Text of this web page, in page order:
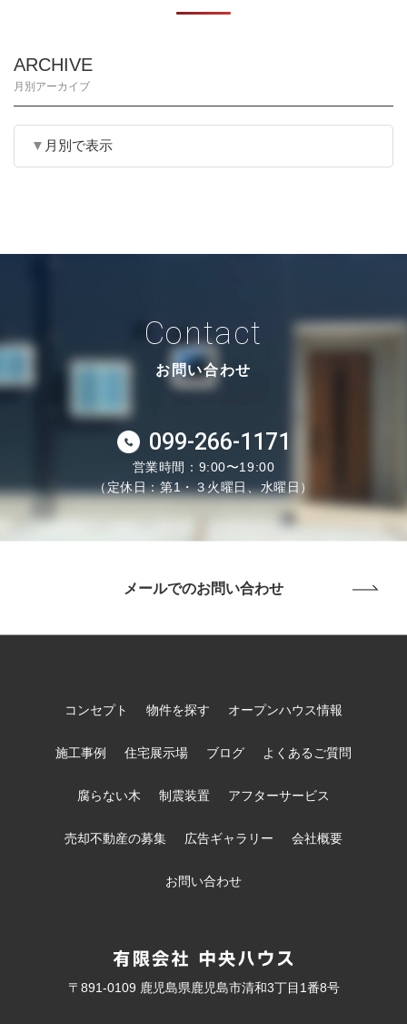
ARCHIVE
月別アーカイブ
月別で表示
Contact
お問い合わせ
099-266-1171
営業時間：9:00〜19:00
（定休日：第1・３火曜日、水曜日）
メールでのお問い合わせ
コンセプト 物件を探す オープンハウス情報
施工事例 住宅展示場 ブログ よくあるご質問
腐らない木 制震装置 アフターサービス
売却不動産の募集 広告ギャラリー 会社概要
お問い合わせ
〒891-0109 鹿児島県鹿児島市清和3丁目1番8号